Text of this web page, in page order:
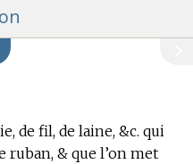
de fil, de laine, &c. qui
ruban, & que l’on met